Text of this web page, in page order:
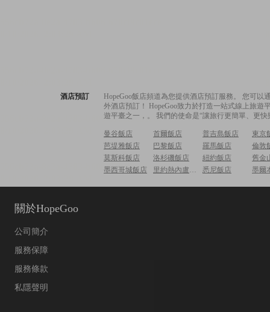
酒店預訂
HopeGoo飯店頻道為您提供酒店預訂服務。 您可
外酒店預訂！ HopeGoo致力於打造一站式線上旅
遊平臺之一，。 我們的使命是“讓旅行更簡單、更
曼谷飯店 首爾飯店 普吉島飯店
東京
芭堤雅飯店
巴黎飯店 羅馬飯店
倫敦
莫斯科飯店
洛杉磯飯店 紐約飯店
舊金
墨西哥城飯店
里約熱內盧飯店 悉尼飯店 墨爾
關於HopeGoo
公司簡介
服務保障
服務條款
私隱聲明